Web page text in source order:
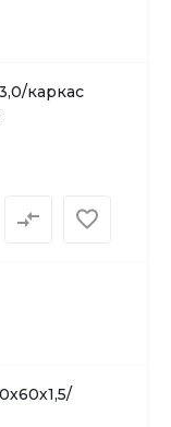
каркас